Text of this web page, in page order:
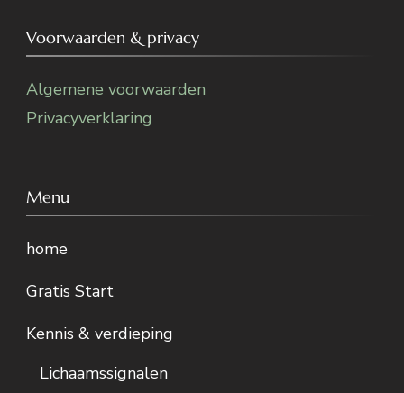
Voorwaarden & privacy
Algemene voorwaarden
Privacyverklaring
Menu
home
Gratis Start
Kennis & verdieping
Lichaamssignalen